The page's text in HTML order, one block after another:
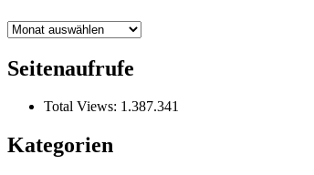
Archiv
Seitenaufrufe
Total Views: 1.387.341
Kategorien